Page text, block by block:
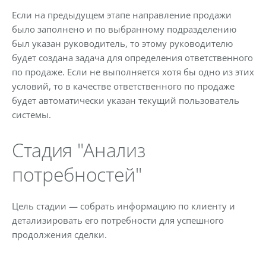
Если на предыдущем этапе направление продажи
было заполнено и по выбранному подразделению
был указан руководитель, то этому руководителю
будет создана задача для определения ответственного
по продаже. Если не выполняется хотя бы одно из этих
условий, то в качестве ответственного по продаже
будет автоматически указан текущий пользователь
системы.
Стадия "Анализ
потребностей"
Цель стадии — собрать информацию по клиенту и
детализировать его потребности для успешного
продолжения сделки.